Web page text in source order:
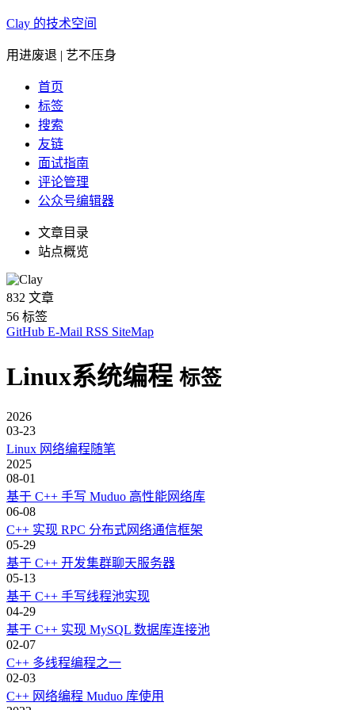
Clay 的技术空间
用进废退 | 艺不压身
首页
标签
搜索
友链
面试指南
评论管理
公众号编辑器
文章目录
站点概览
832 文章
56 标签
GitHub E-Mail RSS SiteMap
Linux系统编程 标签
2026
03-23
Linux 网络编程随笔
2025
08-01
基于 C++ 手写 Muduo 高性能网络库
06-08
C++ 实现 RPC 分布式网络通信框架
05-29
基于 C++ 开发集群聊天服务器
05-13
基于 C++ 手写线程池实现
04-29
基于 C++ 实现 MySQL 数据库连接池
02-07
C++ 多线程编程之一
02-03
C++ 网络编程 Muduo 库使用